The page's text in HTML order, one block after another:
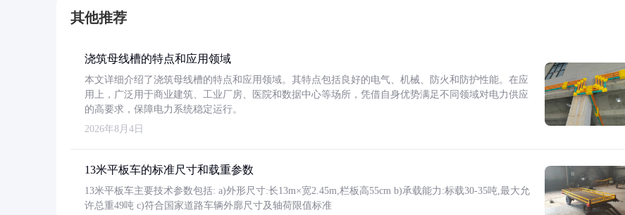
其他推荐
浇筑母线槽的特点和应用领域
本文详细介绍了浇筑母线槽的特点和应用领域。其特点包括良好的电气、机械、防火和防护性能。在应
用上，广泛用于商业建筑、工业厂房、医院和数据中心等场所，凭借自身优势满足不同领域对电力供应
的高要求，保障电力系统稳定运行。
2026年8月4日
13米平板车的标准尺寸和载重参数
13米平板车主要技术参数包括: a)外形尺寸:长13m×宽2.45m,栏板高55cm b)承载能力:标载30-35吨,最大允
许总重49吨 c)符合国家道路车辆外廓尺寸及轴荷限值标准